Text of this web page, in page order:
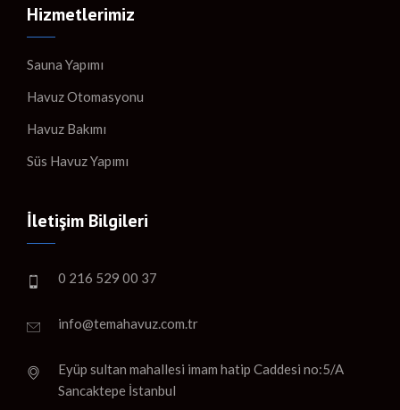
Hizmetlerimiz
Sauna Yapımı
Havuz Otomasyonu
Havuz Bakımı
Süs Havuz Yapımı
İletişim Bilgileri
0 216 529 00 37
info@temahavuz.com.tr
Eyüp sultan mahallesi imam hatip Caddesi no:5/A
Sancaktepe İstanbul